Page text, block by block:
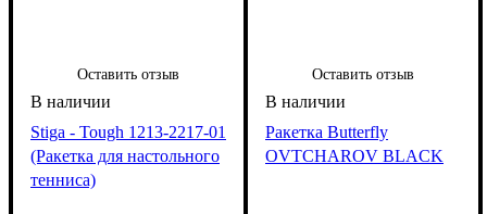
Оставить отзыв
Stiga - Tough 1213-2217-01
(Ракетка для настольного
тенниса)
Оставить отзыв
Ракетка Butterfly
OVTCHAROV BLACK